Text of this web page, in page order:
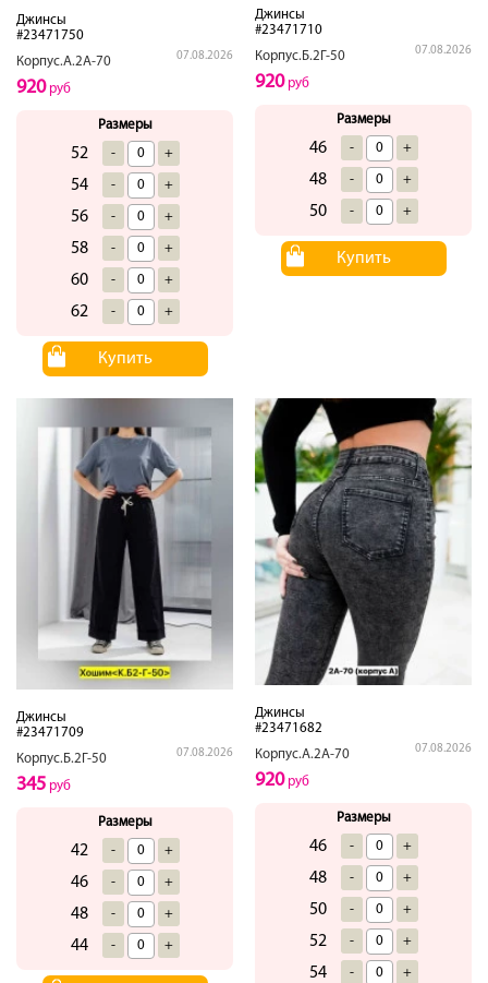
Джинсы
#23471750
Корпус.А.2А-70
07.08.2026
920руб
Размеры
52 - +
54 - +
56 - +
58 - +
60 - +
62 - +
Купить
Джинсы
#23471710
Корпус.Б.2Г-50
07.08.2026
920руб
Размеры
46 - +
48 - +
50 - +
Купить
Джинсы
#23471709
Корпус.Б.2Г-50
07.08.2026
345 руб
Размеры
42 - +
46 - +
48 - +
44 - +
Джинсы
#23471682
Корпус.А.2А-70
07.08.2026
920руб
Размеры
46 - +
48 - +
50 - +
52 - +
54 - +